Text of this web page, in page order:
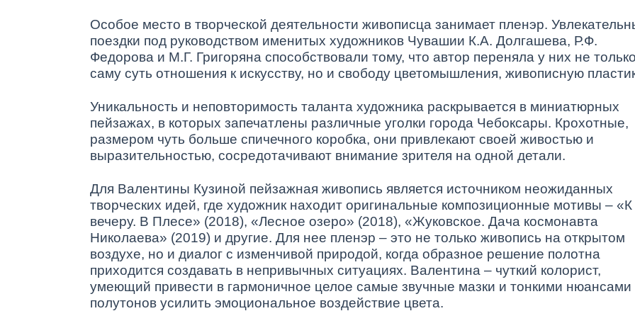
Особое место в творческой деятельности живописца занимает пленэр.
поездки под руководством именитых художников Чувашии К.А. Долгашева, Р.Ф.
Федорова и М.Г. Григоряна способствовали тому, что автор переняла у них не
саму суть отношения к искусству, но и свободу цветомышления, живописную
Уникальность и неповторимость таланта художника раскрывается в миниатюрных
пейзажах, в которых запечатлены различные уголки города Чебоксары. Крохотные,
размером чуть больше спичечного коробка, они привлекают своей живостью и
выразительностью, сосредотачивают внимание зрителя на одной детали.
Для Валентины Кузиной пейзажная живопись является источником неожиданных
творческих идей, где художник находит оригинальные композиционные мотивы – «К
вечеру. В Плесе» (2018), «Лесное озеро» (2018), «Жуковское. Дача космонавта
Николаева» (2019) и другие. Для нее пленэр – это не только живопись на открытом
воздухе, но и диалог с изменчивой природой, когда образное решение полотна
приходится создавать в непривычных ситуациях. Валентина – чуткий колорист,
умеющий привести в гармоничное целое самые звучные мазки и тонкими нюансами
полутонов усилить эмоциональное воздействие цвета.